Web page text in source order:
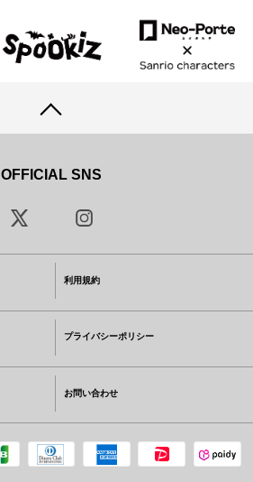
OFFICIAL SNS
利用規約
プライバシーポリシー
お問い合わせ